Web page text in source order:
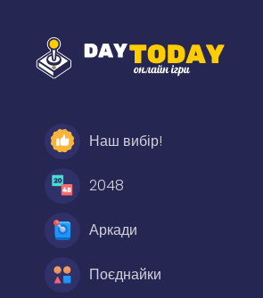
Наш вибір!
2048
Аркади
Поєднайки